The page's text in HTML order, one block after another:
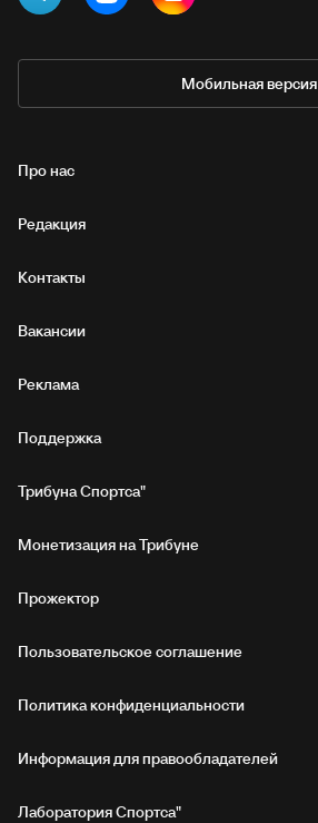
Мобильная версия
Про нас
Редакция
Контакты
Вакансии
Реклама
Поддержка
Трибуна Спортса"
Монетизация на Трибуне
Прожектор
Пользовательское соглашение
Политика конфиденциальности
Информация для правообладателей
Лаборатория Спортса"